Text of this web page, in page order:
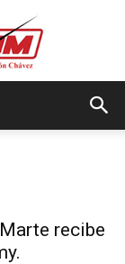
recibe